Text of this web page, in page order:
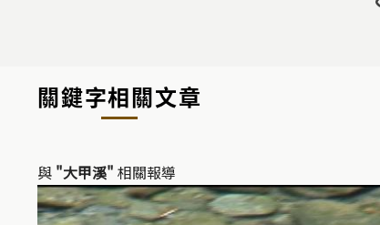
關鍵字相關文章
與 "大甲溪" 相關報導